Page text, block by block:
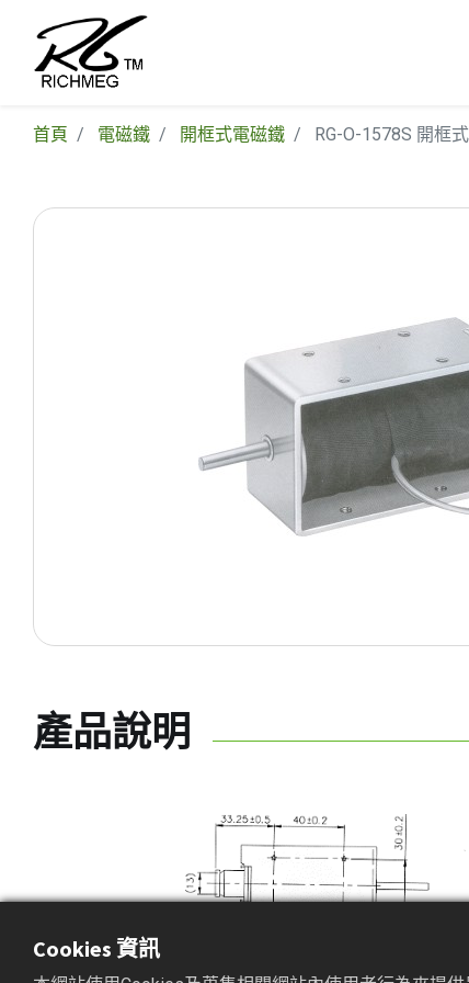
首頁 電磁鐵 開框式電磁鐵 RG-O-1578S 開框
產品說明
Cookies 資訊